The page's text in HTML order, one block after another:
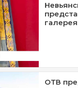
галерея
ОТВ